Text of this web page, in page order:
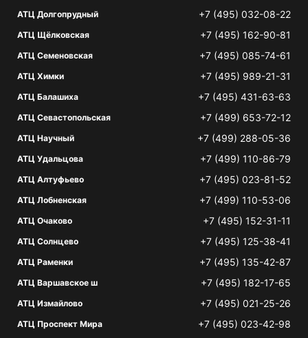
АТЦ Долгопрудный +7 (495) 032-08-22
АТЦ Щёлковская +7 (495) 162-90-81
АТЦ Семеновская +7 (495) 085-74-61
АТЦ Химки +7 (495) 989-21-31
АТЦ Балашиха +7 (495) 431-63-63
АТЦ Севастопольская +7 (499) 653-72-12
АТЦ Научный +7 (499) 288-05-36
АТЦ Удальцова +7 (499) 110-86-79
АТЦ Алтуфьево +7 (495) 023-81-52
АТЦ Лобненская +7 (499) 110-53-06
АТЦ Очаково +7 (495) 152-31-11
АТЦ Солнцево +7 (495) 125-38-41
АТЦ Раменки +7 (495) 135-42-87
АТЦ Варшавское ш +7 (495) 182-17-65
АТЦ Измайлово +7 (495) 021-25-26
АТЦ Проспект Мира +7 (495) 023-42-98